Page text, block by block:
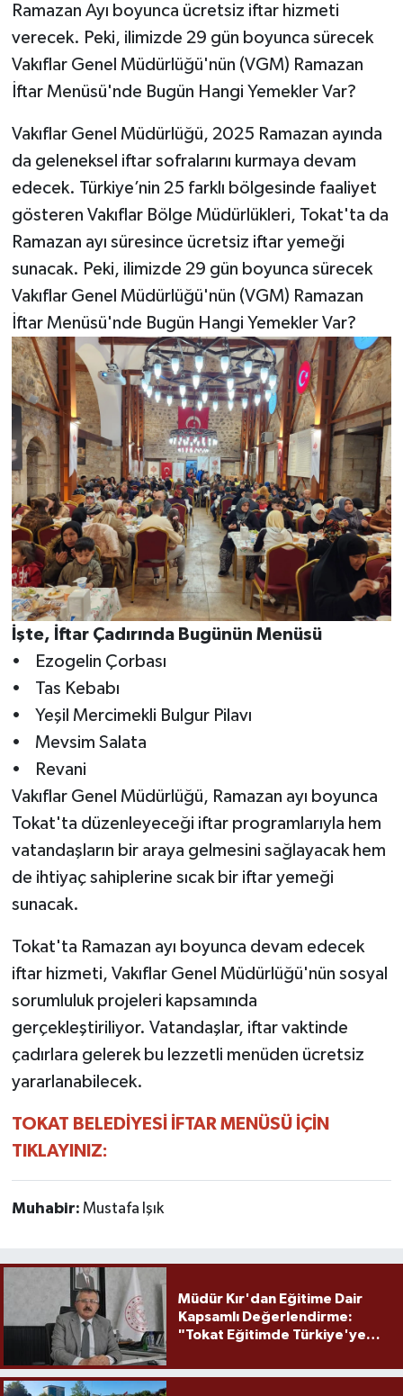
Ramazan Ayı boyunca ücretsiz iftar hizmeti
verecek. Peki, ilimizde 29 gün boyunca sürecek
Vakıflar Genel Müdürlüğü'nün (VGM) Ramazan
İftar Menüsü'nde Bugün Hangi Yemekler Var?
Vakıflar Genel Müdürlüğü, 2025 Ramazan ayında
da geleneksel iftar sofralarını kurmaya devam
edecek. Türkiye’nin 25 farklı bölgesinde faaliyet
gösteren Vakıflar Bölge Müdürlükleri, Tokat'ta da
Ramazan ayı süresince ücretsiz iftar yemeği
sunacak. Peki, ilimizde 29 gün boyunca sürecek
Vakıflar Genel Müdürlüğü'nün (VGM) Ramazan
İftar Menüsü'nde Bugün Hangi Yemekler Var?
İşte, İftar Çadırında Bugünün Menüsü
• Ezogelin Çorbası
• Tas Kebabı
• Yeşil Mercimekli Bulgur Pilavı
• Mevsim Salata
• Revani
Vakıflar Genel Müdürlüğü, Ramazan ayı boyunca
Tokat'ta düzenleyeceği iftar programlarıyla hem
vatandaşların bir araya gelmesini sağlayacak hem
de ihtiyaç sahiplerine sıcak bir iftar yemeği
sunacak.
Tokat'ta Ramazan ayı boyunca devam edecek
iftar hizmeti, Vakıflar Genel Müdürlüğü'nün sosyal
sorumluluk projeleri kapsamında
gerçekleştiriliyor. Vatandaşlar, iftar vaktinde
çadırlara gelerek bu lezzetli menüden ücretsiz
yararlanabilecek.
TOKAT BELEDİYESİ İFTAR MENÜSÜ İÇİN
TIKLAYINIZ:
Muhabir: Mustafa Işık
Müdür Kır'dan Eğitime Dair
Kapsamlı Değerlendirme:
"Tokat Eğitimde Türkiye'ye